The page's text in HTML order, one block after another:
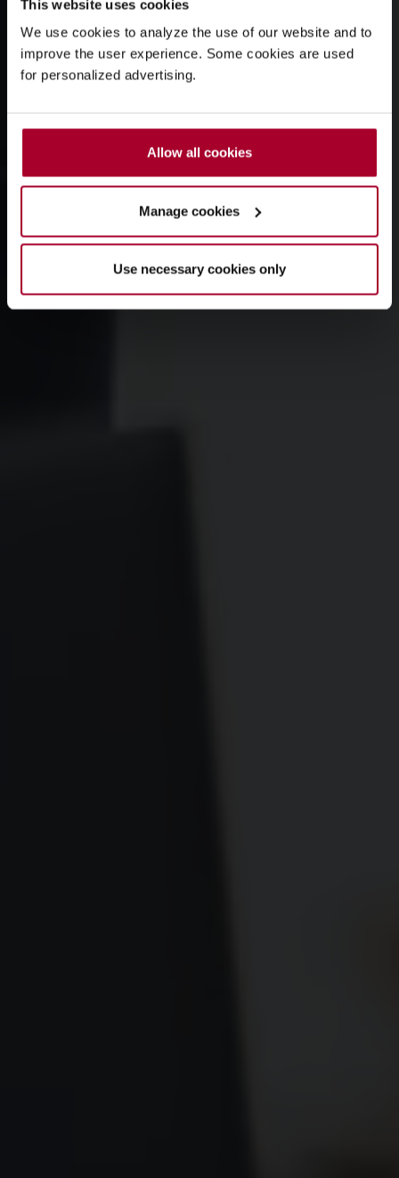
This website uses cookies
We use cookies to analyze the use of our website and to
improve the user experience. Some cookies are used
for personalized advertising.
Allow all cookies
Manage cookies
Use necessary cookies only